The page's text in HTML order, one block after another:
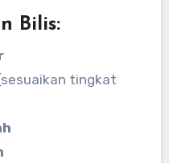
Bilis:
tingkat